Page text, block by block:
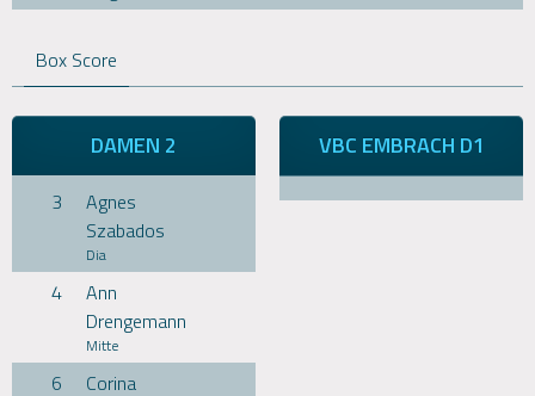
Box Score
DAMEN 2
3
Agnes
Szabados
Dia
4
Ann
Drengemann
Mitte
6 Corina
VBC EMBRACH D1